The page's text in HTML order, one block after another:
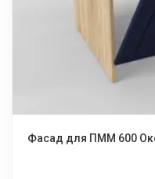
Фасад для ПММ 600